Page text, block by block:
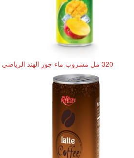
320 مل مشروب ماء جوز الهند الرياضي Rita (20201119)